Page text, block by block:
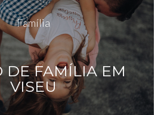
Família
DE FAMÍLIA EM
VISEU